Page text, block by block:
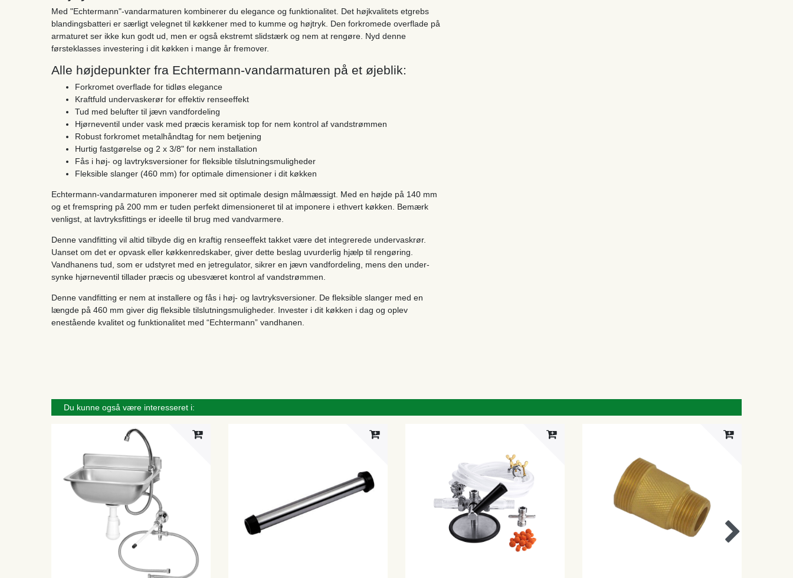
Med "Echtermann"-vandarmaturen kombinerer du elegance og funktionalitet. Det højkvalitets etgrebs
blandingsbatteri er særligt velegnet til køkkener med to kumme og højtryk. Den forkromede overflade på
armaturet ser ikke kun godt ud, men er også ekstremt slidstærk og nem at rengøre. Nyd denne
førsteklasses investering i dit køkken i mange år fremover.
Alle højdepunkter fra Echtermann-vandarmaturen på et øjeblik:
Forkromet overflade for tidløs elegance
Kraftfuld undervaskerør for effektiv renseeffekt
Tud med belufter til jævn vandfordeling
Hjørneventil under vask med præcis keramisk top for nem kontrol af vandstrømmen
Robust forkromet metalhåndtag for nem betjening
Hurtig fastgørelse og 2 x 3/8" for nem installation
Fås i høj- og lavtryksversioner for fleksible tilslutningsmuligheder
Fleksible slanger (460 mm) for optimale dimensioner i dit køkken
Echtermann-vandarmaturen imponerer med sit optimale design målmæssigt. Med en højde på 140 mm
og et fremspring på 200 mm er tuden perfekt dimensioneret til at imponere i ethvert køkken. Bemærk
venligst, at lavtryksfittings er ideelle til brug med vandvarmere.
Denne vandfitting vil altid tilbyde dig en kraftig renseeffekt takket være det integrerede undervaskrør.
Uanset om det er opvask eller køkkenredskaber, giver dette beslag uvurderlig hjælp til rengøring.
Vandhanens tud, som er udstyret med en jetregulator, sikrer en jævn vandfordeling, mens den under-
synke hjørneventil tillader præcis og ubesværet kontrol af vandstrømmen.
Denne vandfitting er nem at installere og fås i høj- og lavtryksversioner. De fleksible slanger med en
længde på 460 mm giver dig fleksible tilslutningsmuligheder. Invester i dit køkken i dag og oplev
enestående kvalitet og funktionalitet med “Echtermann” vandhanen.
Du kunne også være interesseret i: